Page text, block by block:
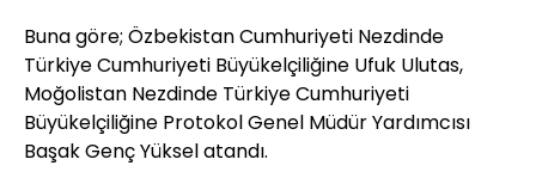
Buna göre; Özbekistan Cumhuriyeti Nezdinde
Türkiye Cumhuriyeti Büyükelçiliğine Ufuk Ulutas,
Moğolistan Nezdinde Türkiye Cumhuriyeti
Büyükelçiliğine Protokol Genel Müdür Yardımcısı
Başak Genç Yüksel atandı.